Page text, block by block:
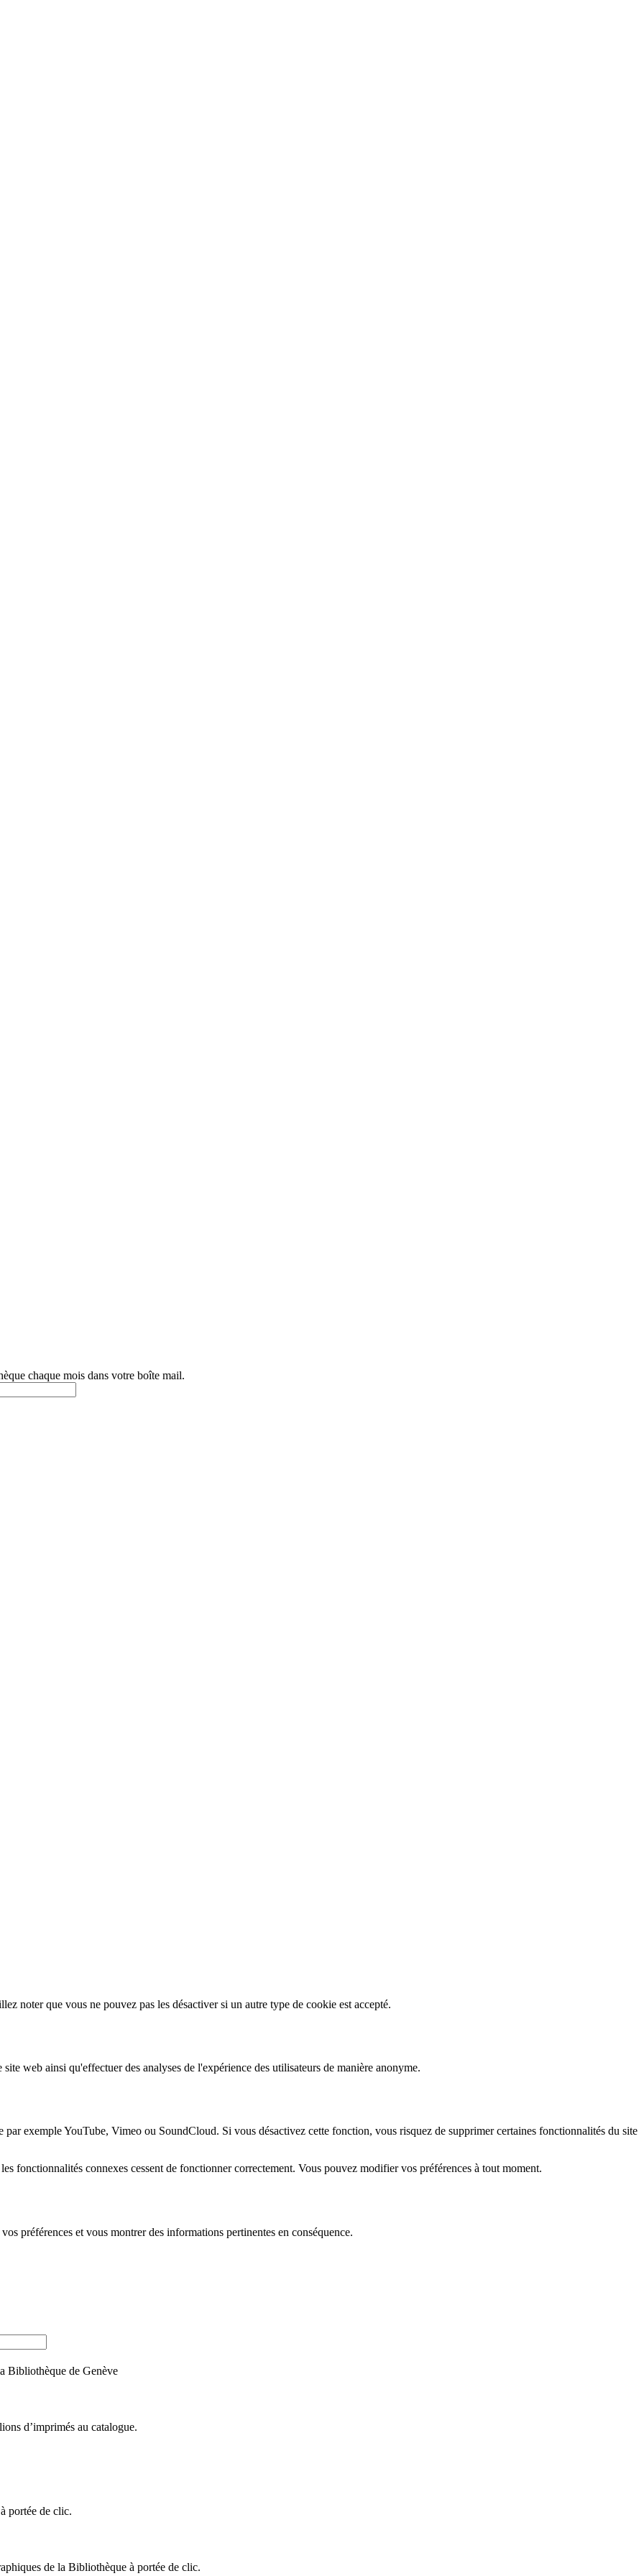
chaque mois dans votre boîte mail.
noter que vous ne pouvez pas les désactiver si un autre type de cookie est accepté.
web ainsi qu'effectuer des analyses de l'expérience des utilisateurs de manière anonyme.
exemple YouTube, Vimeo ou SoundCloud. Si vous désactivez cette fonction, vous risquez de supprimer certaines fonctionnalités du site
fonctionnalités connexes cessent de fonctionner correctement. Vous pouvez modifier vos préférences à tout moment.
préférences et vous montrer des informations pertinentes en conséquence.
Bibliothèque de Genève
d’imprimés au catalogue.
portée de clic.
de la Bibliothèque à portée de clic.